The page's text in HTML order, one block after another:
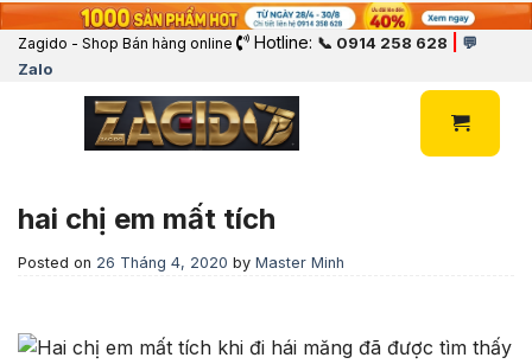
Zagido - Shop Bán hàng online Hotline: 📞 0914 258 628
💬
Zalo
hai chị em mất tích
Posted on 26 Tháng 4, 2020 by Master Minh